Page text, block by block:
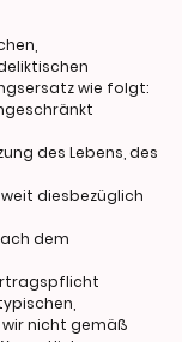
wie folgt:
des Lebens, des
diesbezüglich
dem
nicht gemäß